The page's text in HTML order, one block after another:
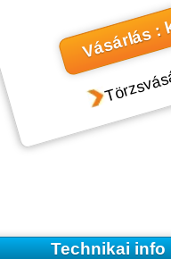
Vásárlás
Technikai info